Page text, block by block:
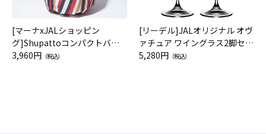
[マーナxJALショッピン
グ]Shupattoコンパクトバッ
グ Drop JAL客室乗務員（LC）
3,960円 （税込）
[リーデル]JALオリジナル オヴ
ァチュア ワイングラス2脚セッ
ト（レッドワイン）
5,280円 （税込）